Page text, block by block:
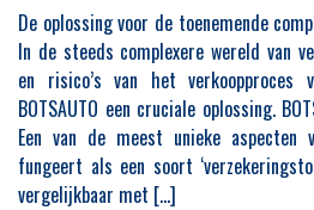
De oplossing voor de toenemende
In de steeds complexere wereld van
en risico’s van het verkoopproces
BOTSAUTO een cruciale oplossing.
Een van de meest unieke aspecten
fungeert als een soort
vergelijkbaar met […]